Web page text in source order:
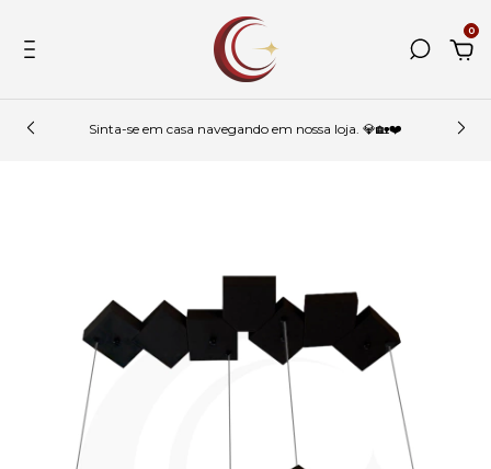
0
Sinta-se em casa navegando em nossa loja. 💎🏡❤️